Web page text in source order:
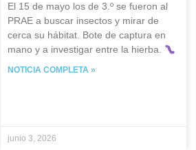
El 15 de mayo los de 3.º se fueron al
PRAE a buscar insectos y mirar de
cerca su hábitat. Bote de captura en
mano y a investigar entre la hierba.
NOTICIA COMPLETA »
junio 3, 2026